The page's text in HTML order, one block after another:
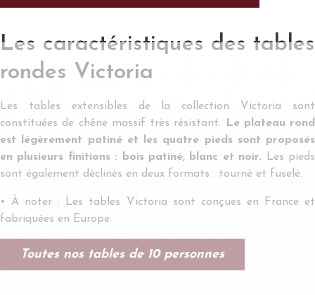
Les caractéristiques des tables
rondes Victoria
Les tables extensibles de la collection Victoria sont
constituées de chêne massif très résistant.
Le plateau rond
est légèrement patiné et les quatre pieds sont proposés
en plusieurs finitions : bois patiné, blanc et noir. Les pieds
sont également déclinés en deux formats : tourné et fuselé.
• À noter : Les tables Victoria sont conçues en France et
fabriquées en Europe.
Toutes nos tables de 10 personnes